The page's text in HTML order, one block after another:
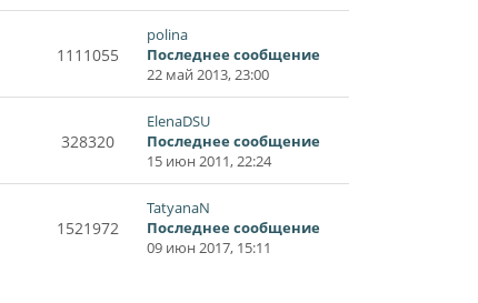
1111055
polina
Последнее сообщение
22 май 2013, 23:00
328320
ElenaDSU
Последнее сообщение
15 июн 2011, 22:24
1521972
TatyanaN
Последнее сообщение
09 июн 2017, 15:11